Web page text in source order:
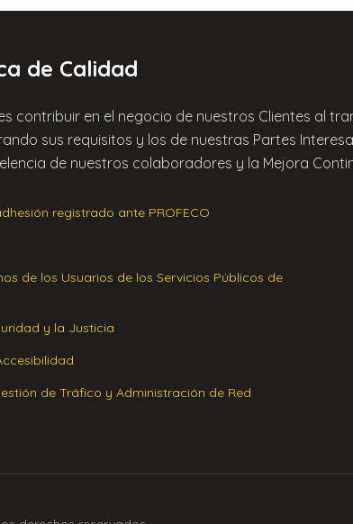
de Calidad
contribuir en el negocio de nuestros Clientes al
sus requisitos y los de nuestras Partes
de nuestros colaboradores y la Mejora
registrado ante PROFECO
de los Usuarios de los Servicios Públicos de
y la Justicia
de Tráfico y Administración de Red